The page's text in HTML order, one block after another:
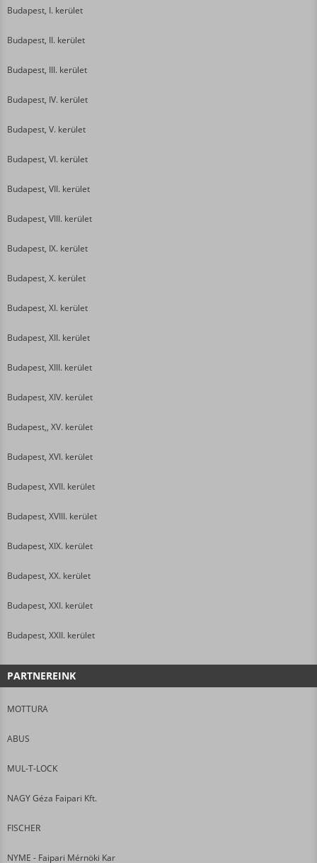
Budapest, I. kerület
Budapest, II. kerület
Budapest, III. kerület
Budapest, IV. kerület
Budapest, V. kerület
Budapest, VI. kerület
Budapest, VII. kerület
Budapest, VIII. kerület
Budapest, IX. kerület
Budapest, X. kerület
Budapest, XI. kerület
Budapest, XII. kerület
Budapest, XIII. kerület
Budapest, XIV. kerület
Budapest,, XV. kerület
Budapest, XVI. kerület
Budapest, XVII. kerület
Budapest, XVIII. kerület
Budapest, XIX. kerület
Budapest, XX. kerület
Budapest, XXI. kerület
Budapest, XXII. kerület
PARTNEREINK
MOTTURA
ABUS
MUL-T-LOCK
NAGY Géza Faipari Kft.
FISCHER
NYME - Faipari Mérnöki Kar